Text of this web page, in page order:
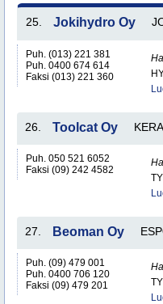
25. Jokihydro Oy
Puh. (013) 221 381
Puh. 0400 674 614
Faksi (013) 221 360
26. Toolcat Oy
Puh. 050 521 6052
Faksi (09) 242 4582
27. Beoman Oy
Puh. (09) 479 001
Puh. 0400 706 120
Faksi (09) 479 201